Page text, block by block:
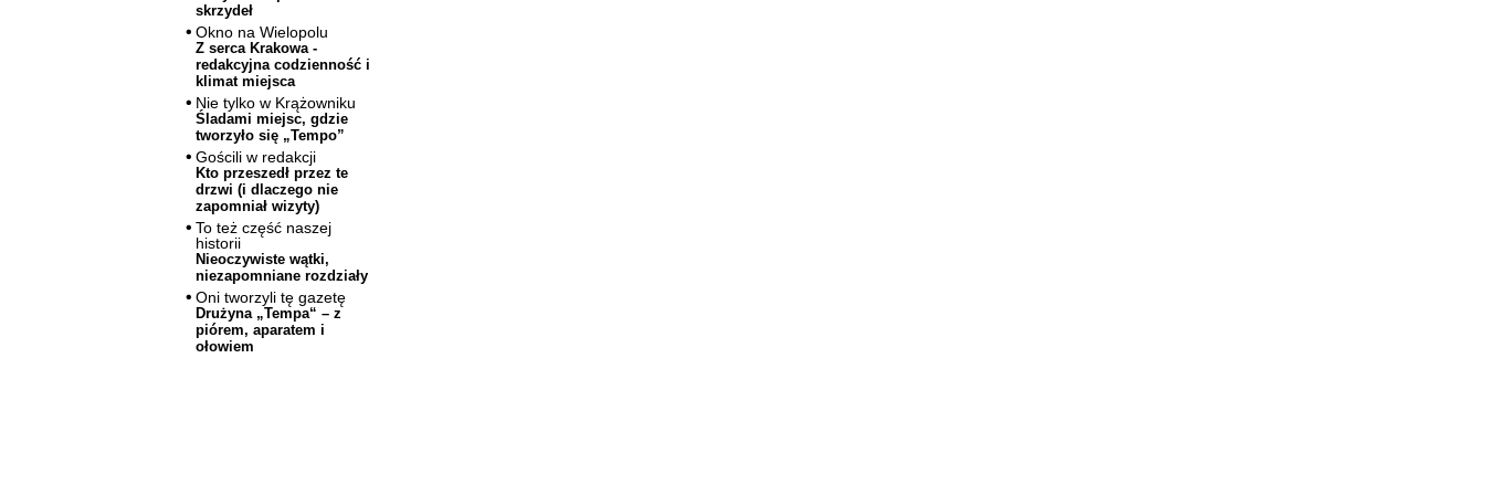
skrzydeł
Okno na Wielopolu
Z serca Krakowa -
redakcyjna codzienność i
klimat miejsca
Nie tylko w Krążowniku
Śladami miejsc, gdzie
tworzyło się „Tempo”
Gościli w redakcji
Kto przeszedł przez te
drzwi (i dlaczego nie
zapomniał wizyty)
To też część naszej
historii
Nieoczywiste wątki,
niezapomniane rozdziały
Oni tworzyli tę gazetę
Drużyna „Tempa“ – z
piórem, aparatem i
ołowiem